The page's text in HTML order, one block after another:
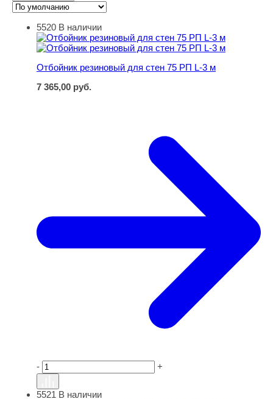
Отбойник резиновый для стен 75 РП L-3 м
5520 В наличии
Отбойник резиновый для стен 75 РП L-3 м
7 365,00 руб.
- +
5521 В наличии